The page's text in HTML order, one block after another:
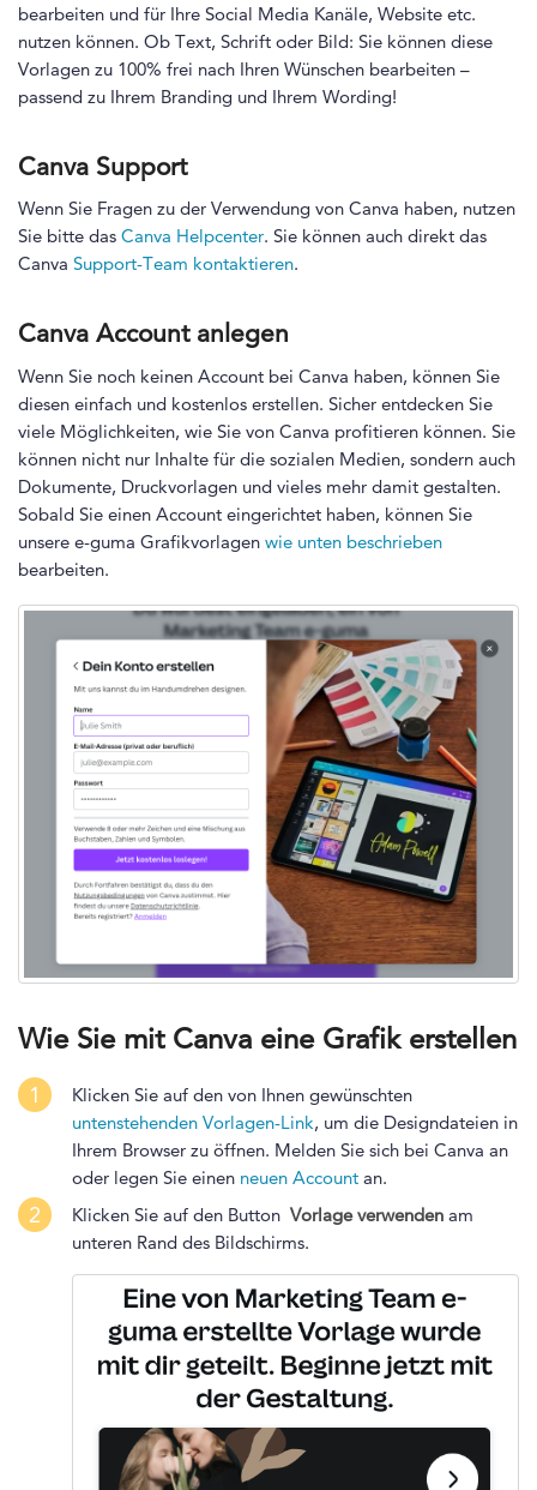
bearbeiten und für Ihre Social Media Kanäle, Website etc.
nutzen können. Ob Text, Schrift oder Bild: Sie können diese
Vorlagen zu 100% frei nach Ihren Wünschen bearbeiten –
passend zu Ihrem Branding und Ihrem Wording!
Canva Support
Wenn Sie Fragen zu der Verwendung von Canva haben, nutzen
Sie bitte das Canva Helpcenter. Sie können auch direkt das
Canva Support-Team kontaktieren.
Canva Account anlegen
Wenn Sie noch keinen Account bei Canva haben, können Sie
diesen einfach und kostenlos erstellen. Sicher entdecken Sie
viele Möglichkeiten, wie Sie von Canva profitieren können. Sie
können nicht nur Inhalte für die sozialen Medien, sondern auch
Dokumente, Druckvorlagen und vieles mehr damit gestalten.
Sobald Sie einen Account eingerichtet haben, können Sie
unsere e-guma Grafikvorlagen wie unten beschrieben
bearbeiten.
Wie Sie mit Canva eine Grafik erstellen
1
Klicken Sie auf den von Ihnen gewünschten
untenstehenden Vorlagen-Link, um die Designdateien in
Ihrem Browser zu öffnen. Melden Sie sich bei Canva an
oder legen Sie einen neuen Account an.
2 Klicken Sie auf den Button Vorlage verwenden am
unteren Rand des Bildschirms.